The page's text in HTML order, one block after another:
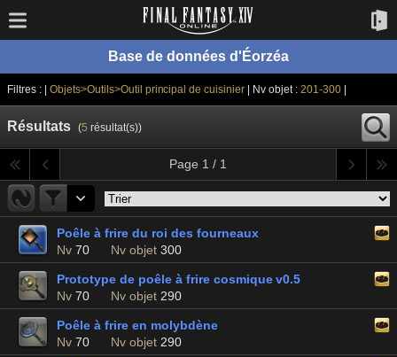
Base de données d'Éorzéa
Filtres : | Objets>Outils>Outil principal de cuisinier | Nv objet :201-300|
Résultats (5 résultat(s))
Page 1 / 1
Poêle à frire du roi des fourneaux
Nv 70 Nv objet 300
Prototype de poêle à frire cosmique v0.5
Nv 70 Nv objet 290
Poêle à frire en molybdène
Nv 70 Nv objet 290